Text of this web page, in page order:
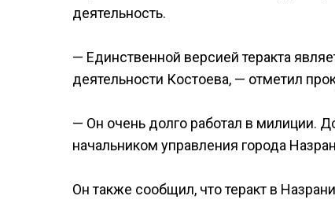
деятельность.
— Единственной версией теракта
деятельности Костоева, — отметил
— Он очень долго работал в милиции.
начальником управления города
Он также сообщил, что теракт в